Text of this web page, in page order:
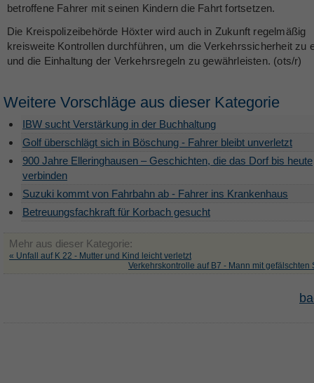
betroffene Fahrer mit seinen Kindern die Fahrt fortsetzen.
Die Kreispolizeibehörde Höxter wird auch in Zukunft regelmäßig
kreisweite Kontrollen durchführen, um die Verkehrssicherheit zu
und die Einhaltung der Verkehrsregeln zu gewährleisten. (ots/r)
Weitere Vorschläge aus dieser Kategorie
IBW sucht Verstärkung in der Buchhaltung
Golf überschlägt sich in Böschung - Fahrer bleibt unverletzt
900 Jahre Elleringhausen – Geschichten, die das Dorf bis heute
verbinden
Suzuki kommt von Fahrbahn ab - Fahrer ins Krankenhaus
Betreuungsfachkraft für Korbach gesucht
Mehr aus dieser Kategorie:
« Unfall auf K 22 - Mutter und Kind leicht verletzt
Verkehrskontrolle auf B7 - Mann mit gefälschten